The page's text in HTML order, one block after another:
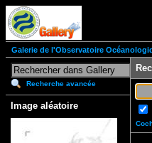
Galerie de l'Observatoire
Recherche avancée
Image aléatoire